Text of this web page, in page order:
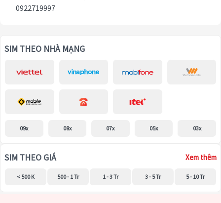
0922719997
SIM THEO NHÀ MẠNG
09x 08x 07x 05x 03x
SIM THEO GIÁ Xem thêm
< 500 K 500 - 1 Tr 1 - 3 Tr 3 - 5 Tr 5 - 10 Tr